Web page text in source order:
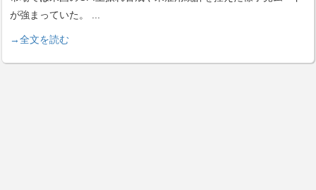
が強まっていた。
→全文を読む